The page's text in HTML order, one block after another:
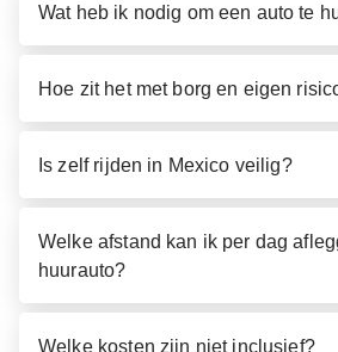
Wat heb ik nodig om een auto te
Hoe zit het met borg en eigen
Is zelf rijden in Mexico veilig?
Welke afstand kan ik per dag
huurauto?
Welke kosten zijn niet inclusief?